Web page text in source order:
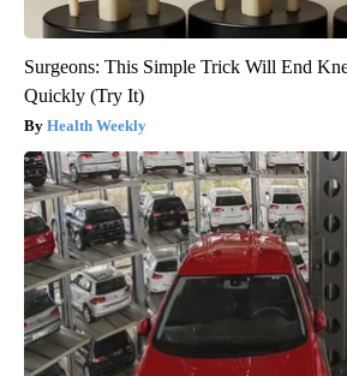
Surgeons: This Simple Trick Will End
Quickly (Try It)
Health Weekly